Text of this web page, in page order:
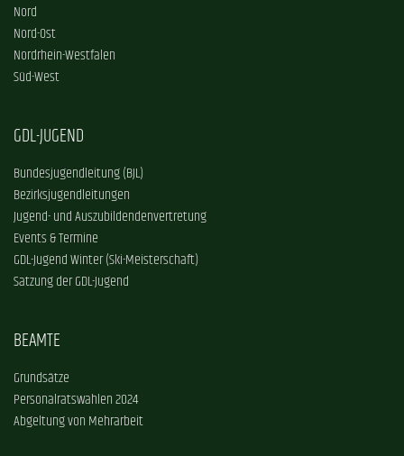
Nord
Nord-Ost
Nordrhein-Westfalen
Süd-West
GDL-JUGEND
Bundesjugendleitung (BJL)
Bezirksjugendleitungen
Jugend- und Auszubildendenvertretung
Events & Termine
GDL-Jugend Winter (Ski-Meisterschaft)
Satzung der GDL-Jugend
BEAMTE
Grundsätze
Personalratswahlen 2024
Abgeltung von Mehrarbeit